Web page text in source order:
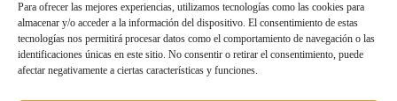
Para ofrecer las mejores experiencias, utilizamos tecnologías como las cookies para
almacenar y/o acceder a la información del dispositivo. El consentimiento de estas
tecnologías nos permitirá procesar datos como el comportamiento de navegación o las
identificaciones únicas en este sitio. No consentir o retirar el consentimiento, puede
afectar negativamente a ciertas características y funciones.